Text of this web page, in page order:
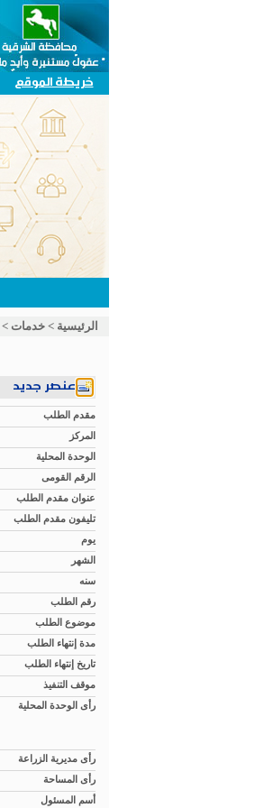
خريطة الموقع
الرئيسية > خدمات >
عنصر جديد
مقدم الطلب
المركز
الوحدة المحلية
الرقم القومى
عنوان مقدم الطلب
تليفون مقدم الطلب
يوم
الشهر
سنه
رقم الطلب
موضوع الطلب
مدة إنتهاء الطلب
تاريخ إنتهاء الطلب
موقف التنفيذ
رأى الوحدة المحلية
رأى مديرية الزراعة
رأى المساحة
أسم المسئول